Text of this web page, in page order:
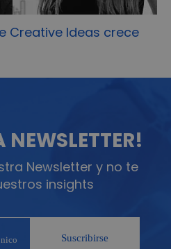
Creative Ideas crece
NEWSLETTER!
Newsletter y no te
insights